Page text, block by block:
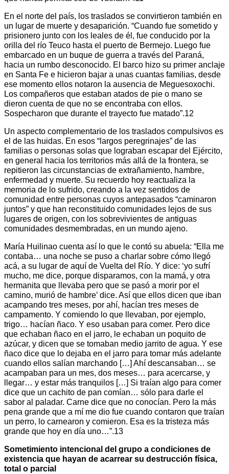
En el norte del país, los traslados se convirtieron también en
un lugar de muerte y desaparición. “Cuando fue sometido y
prisionero junto con los leales de él, fue conducido por la
orilla del río Teuco hasta el puerto de Bermejo. Luego fue
embarcado en un buque de guerra a través del Paraná,
hacia un rumbo desconocido. El barco hizo su primer anclaje
en Santa Fe e hicieron bajar a unas cuantas familias, desde
ese momento ellos notaron la ausencia de Meguesoxochi.
Los compañeros que estaban atados de pie o mano se
dieron cuenta de que no se encontraba con ellos.
Sospecharon que durante el trayecto fue matado”.12
Un aspecto complementario de los traslados compulsivos es
el de las huidas. En esos “largos peregrinajes” de las
familias o personas solas que lograban escapar del Ejército,
en general hacia los territorios más allá de la frontera, se
repitieron las circunstancias de extrañamiento, hambre,
enfermedad y muerte. Su recuerdo hoy reactualiza la
memoria de lo sufrido, creando a la vez sentidos de
comunidad entre personas cuyos antepasados “caminaron
juntos” y que han reconstituido comunidades lejos de sus
lugares de origen, con los sobrevivientes de antiguas
comunidades desmembradas, en un mundo ajeno.
María Huilinao cuenta así lo que le contó su abuela: “Ella me
contaba… una noche se puso a charlar sobre cómo llegó
acá, a su lugar de aquí de Vuelta del Río. Y dice: ‘yo sufrí
mucho, me dice, porque disparamos, con la mamá, y otra
hermanita que llevaba pero que se pasó a morir por el
camino, murió de hambre’ dice. Así que ellos dicen que iban
acampando tres meses, por ahí, hacían tres meses de
campamento. Y comiendo lo que llevaban, por ejemplo,
trigo… hacían ñaco. Y eso usaban para comer. Pero dice
que echaban ñaco en el jarro, le echaban un poquito de
azúcar, y dicen que se tomaban medio jarrito de agua. Y ese
ñaco dice que lo dejaba en el jarro para tomar más adelante
cuando ellos salían marchando […] Ahí descansaban… se
acampaban para un mes, dos meses… para acercarse, y
llegar… y estar más tranquilos […] Si traían algo para comer
dice que un cachito de pan comían… sólo para darle el
sabor al paladar. Carne dice que no conocían. Pero la más
pena grande que a mí me dio fue cuando contaron que traían
un perro, lo carnearon y comieron. Esa es la tristeza más
grande que hoy en día uno…”.13
Sometimiento intencional del grupo a condiciones de
existencia que hayan de acarrear su destrucción física,
total o parcial